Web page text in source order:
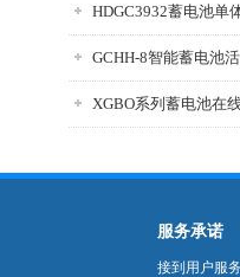
GCHH-8智能蓄电池
XGBO系列蓄电池在
服务承诺
接到用户服